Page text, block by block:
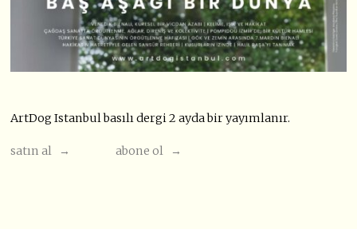
ArtDog Istanbul basılı dergi 2 ayda bir yayımlanır.
satın al → abone ol →